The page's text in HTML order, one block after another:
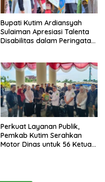
Bupati Kutim Ardiansyah
Sulaiman Apresiasi Talenta
Disabilitas dalam Peringatan
Perkuat Layanan Publik,
Pemkab Kutim Serahkan
Motor Dinas untuk 56 Ketua